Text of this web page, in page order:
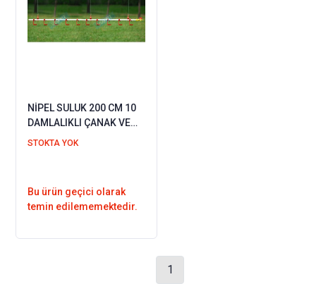
NİPEL SULUK 200 CM 10
DAMLALIKLI ÇANAK VE
ASKI APARATI
STOKTA YOK
Bu ürün geçici olarak
temin edilememektedir.
1